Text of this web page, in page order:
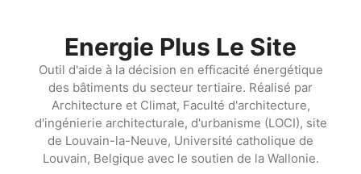
Energie Plus Le Site
Outil d'aide à la décision en efficacité énergétique
des bâtiments du secteur tertiaire. Réalisé par
Architecture et Climat, Faculté d'architecture,
d'ingénierie architecturale, d'urbanisme (LOCI), site
de Louvain-la-Neuve, Université catholique de
Louvain, Belgique avec le soutien de la Wallonie.